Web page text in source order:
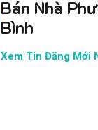
Bán Nhà
Bình
Xem Tin Đăng Mới